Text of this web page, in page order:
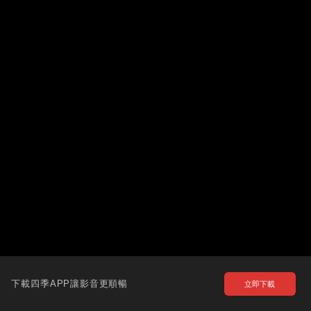
下載四季APP讓影音更順暢 立即下載